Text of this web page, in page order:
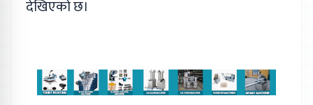
देखिएको छ।